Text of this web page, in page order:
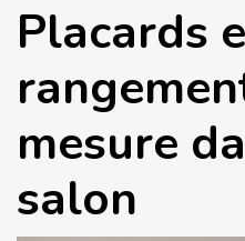
Placards
mesure
salon